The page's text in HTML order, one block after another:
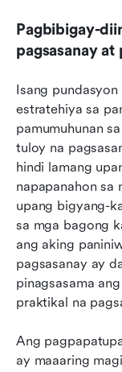
Pagbibigay-
pagsasanay at
Isang
estratehiya sa
pamumuhunan
tuloy na
hindi lamang
napapanahon sa
upang bigyang-
sa mga bagong
ang aking
pagsasanay ay
pinagsasama
praktikal na
Ang
ay maaaring